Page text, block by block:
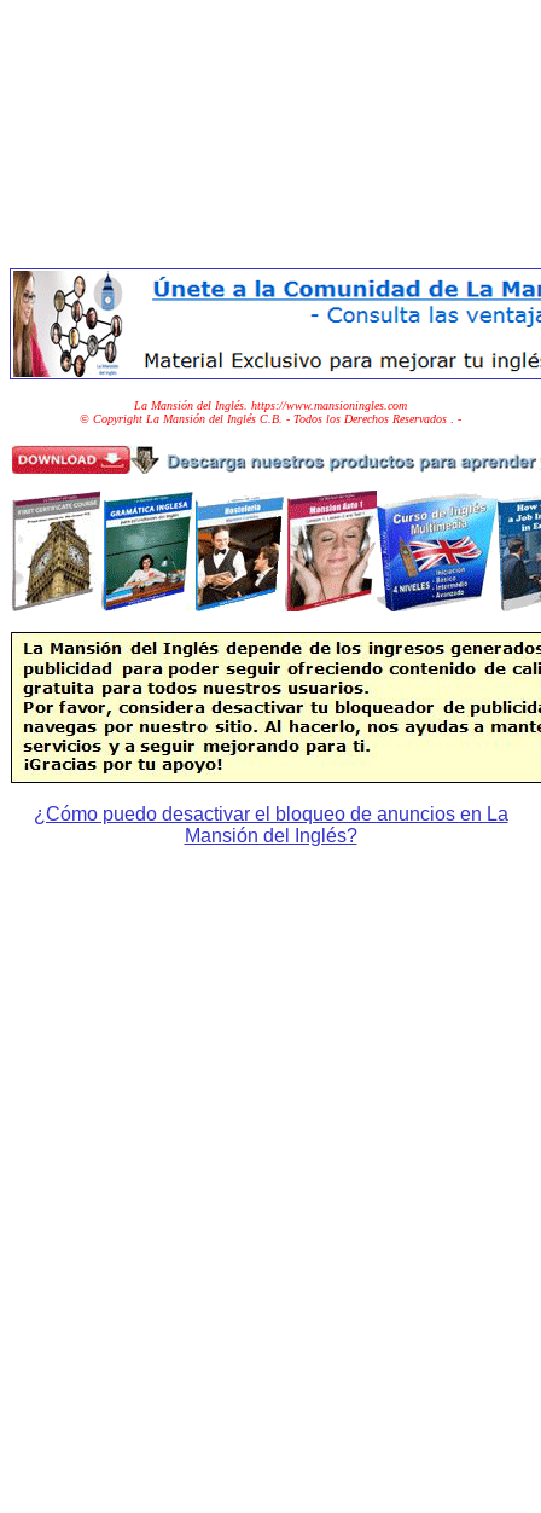
La Mansión del Inglés. https://www.mansioningles.com
© Copyright La Mansión del Inglés C.B. - Todos los Derechos Reservados
. -
¿Cómo puedo desactivar el bloqueo de anuncios en La
Mansión del Inglés?